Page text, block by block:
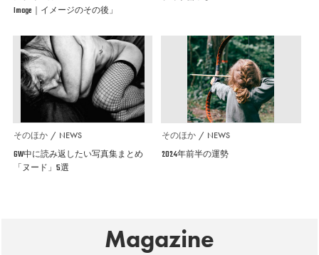
Image｜イメージのその後」
そのほか NEWS
GW中に読み返したい写真集まとめ
「ヌード」5選
そのほか NEWS
2024年前半の運勢
Magazine